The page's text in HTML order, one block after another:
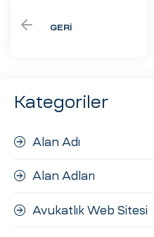
GERI
Kategoriler
Alan Adı
Alan Adları
Avukatlık Web Sitesi